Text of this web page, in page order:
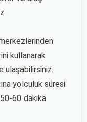
kullanarak
ulaşabilirsiniz.
yolculuk süresi
60 dakika